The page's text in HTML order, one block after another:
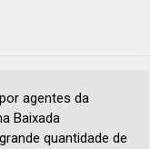
agentes da
Baixada
quantidade de